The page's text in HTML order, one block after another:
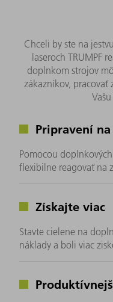
Chceli by ste na
laseroch TRUMPF
doplnkom strojov
zákazníkov, pracovať
Pripravení
Pomocou
flexibilne reagovať na
Získajte viac
Stavte cielene na
náklady a boli viac